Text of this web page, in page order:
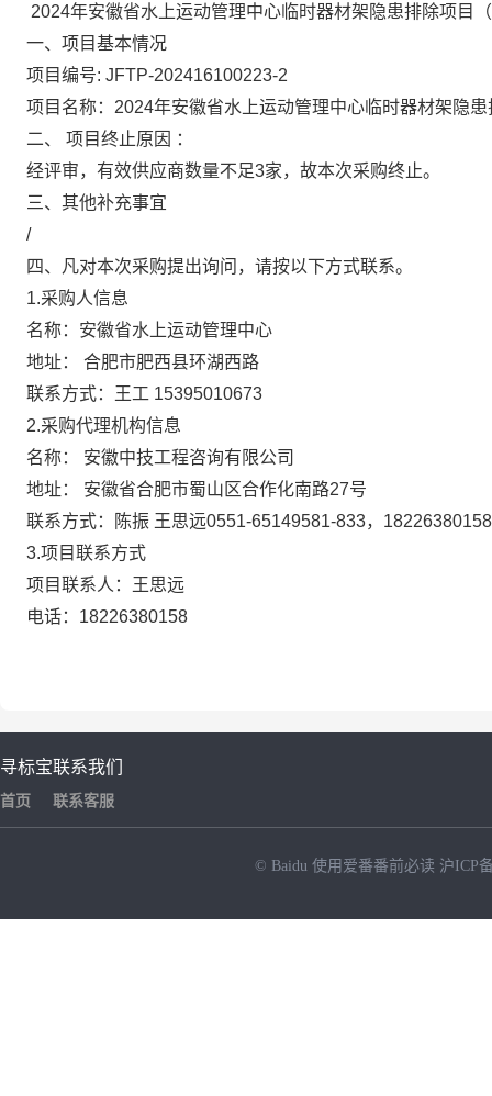
2024年安徽省水上运动管理中心临时器材架隐患排除项目
一、项目基本情况
项目编号: JFTP-202416100223-2
项目名称： 2024年安徽省水上运动管理中心临时器材架隐
二、
项目终止原因 ：
经评审，有效供应商数量不足3家，故本次采购终止。
三、其他补充事宜
/
四、凡对本次采购提出询问，请按以下方式联系。
1.采购人信息
名称：安徽省水上运动管理中心
地址： 合肥市肥西县环湖西路
联系方式：王工 15395010673
2.采购代理机构信息
名称： 安徽中技工程咨询有限公司
地址： 安徽省合肥市蜀山区合作化南路27号
联系方式：陈振 王思远0551-65149581-833，18226380158
3.项目联系方式
项目联系人：王思远
电话：18226380158
寻标宝
首页
联系我们
联系客服
© Baidu 使用爱番番前必读 沪ICP